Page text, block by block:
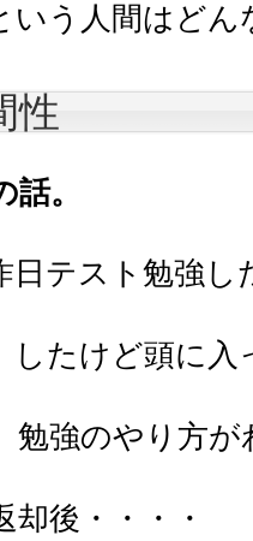
いう人間はどん
性
。
日テスト勉強し
たけど頭に入
勉強のやり方
却後・・・・